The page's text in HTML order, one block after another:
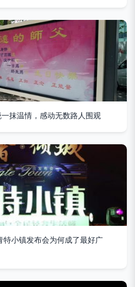
抹温情，感动无数路人围观
特小镇发布会为何成了最好广